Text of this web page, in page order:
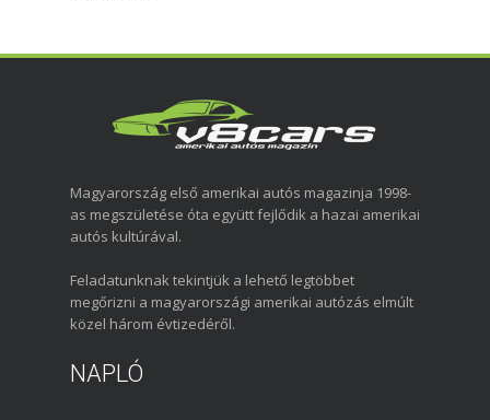
Magyarország első amerikai autós magazinja 1998-
as megszületése óta együtt fejlődik a hazai amerikai
autós kultúrával.
Feladatunknak tekintjük a lehető legtöbbet
megőrizni a magyarországi amerikai autózás elmúlt
közel három évtizedéről.
NAPLÓ